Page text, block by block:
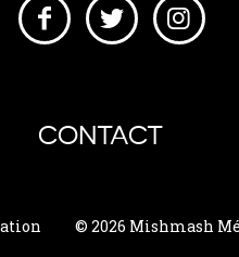
CONTACT
© 2026 Mishmash